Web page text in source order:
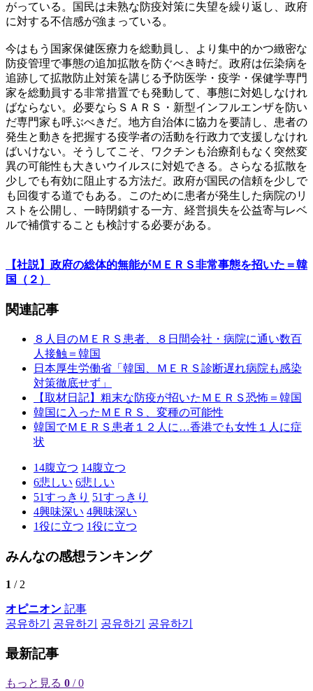
がっている。国民は未熟な防疫対策に失望を繰り返し、政府
に対する不信感が強まっている。
今はもう国家保健医療力を総動員し、より集中的かつ緻密な
防疫管理で事態の追加拡散を防ぐべき時だ。政府は伝染病を
追跡して拡散防止対策を講じる予防医学・疫学・保健学専門
家を総動員する非常措置でも発動して、事態に対処しなけれ
ばならない。必要ならＳＡＲＳ・新型インフルエンザを防い
だ専門家も呼ぶべきだ。地方自治体に協力を要請し、患者の
発生と動きを把握する疫学者の活動を行政力で支援しなけれ
ばいけない。そうしてこそ、ワクチンも治療剤もなく突然変
異の可能性も大きいウイルスに対処できる。さらなる拡散を
少しでも有効に阻止する方法だ。政府が国民の信頼を少しで
も回復する道でもある。このために患者が発生した病院のリ
ストを公開し、一時閉鎖する一方、経営損失を公益寄与レベ
ルで補償することも検討する必要がある。
【社説】政府の総体的無能がＭＥＲＳ非常事態を招いた＝韓
国（２）
関連記事
８人目のＭＥＲＳ患者、８日間会社・病院に通い数百
人接触＝韓国
日本厚生労働省「韓国、ＭＥＲＳ診断遅れ病院も感染
対策徹底せず」
【取材日記】粗末な防疫が招いたＭＥＲＳ恐怖＝韓国
韓国に入ったＭＥＲＳ、変種の可能性
韓国でＭＥＲＳ患者１２人に…香港でも女性１人に症
状
14腹立つ 14腹立つ
6悲しい 6悲しい
51すっきり 51すっきり
4興味深い 4興味深い
1役に立つ 1役に立つ
みんなの感想ランキング
1 / 2
オピニオン 記事
공유하기
공유하기 공유하기 공유하기
最新記事
もっと見る 0 / 0